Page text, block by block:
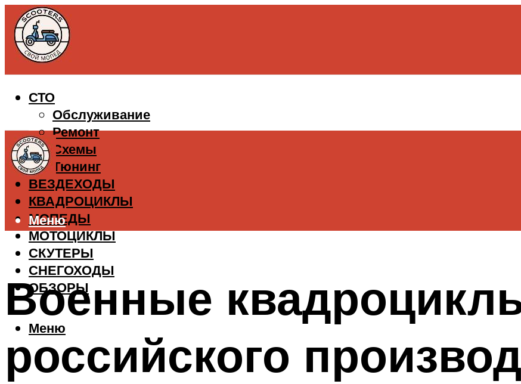
СТО
Обслуживание
Ремонт
Схемы
Тюнинг
ВЕЗДЕХОДЫ
КВАДРОЦИКЛЫ
МОПЕДЫ
МОТОЦИКЛЫ
СКУТЕРЫ
СНЕГОХОДЫ
ОБЗОРЫ
Меню
Меню
Военные
российского